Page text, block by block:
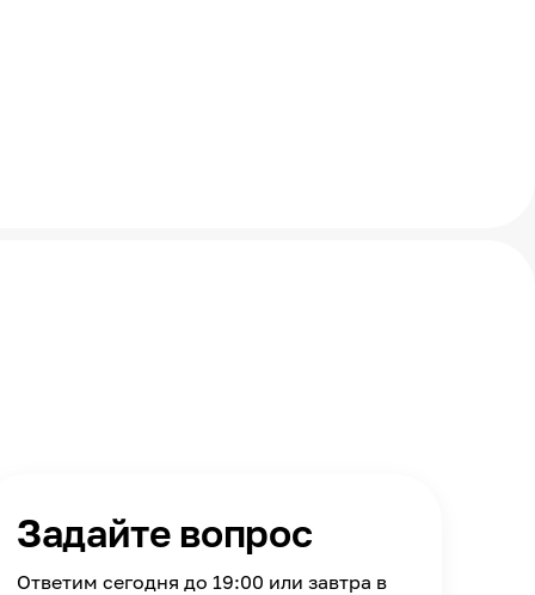
Задайте вопрос
Ответим сегодня до 19:00 или завтра в